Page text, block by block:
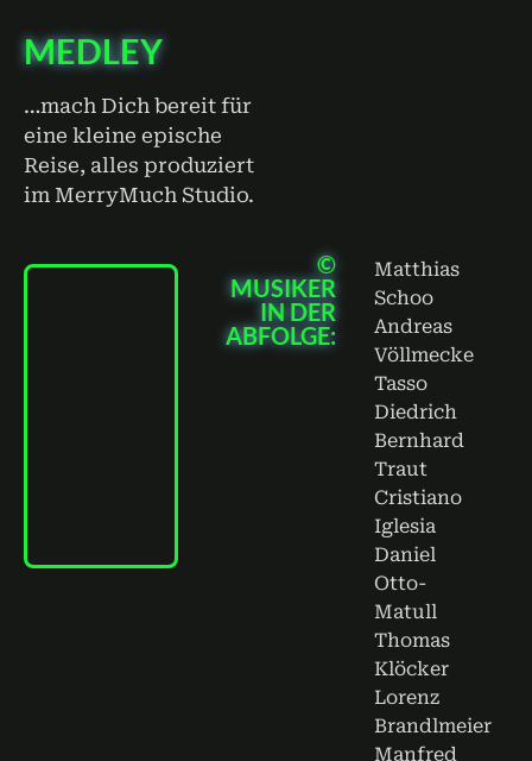
MEDLEY
…mach Dich bereit für
eine kleine epische
Reise, alles produziert
im MerryMuch Studio.
©
MUSIKER
IN DER
ABFOLGE:
Matthias
Schoo
Andreas
Völlmecke
Tasso
Diedrich
Bernhard
Traut
Cristiano
Iglesia
Daniel
Otto-
Matull
Thomas
Klöcker
Lorenz
Brandlmeier
Manfred